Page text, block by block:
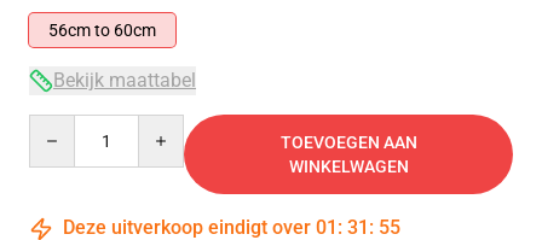
56cm to 60cm
Bekijk maattabel
TOEVOEGEN AAN
WINKELWAGEN
Deze uitverkoop eindigt over 01 : 31 : 54